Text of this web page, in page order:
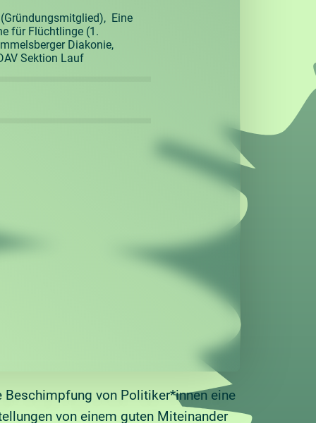
(Gründungsmitglied), Eine
für Flüchtlinge (1.
Diakonie,
Sektion Lauf
Beschimpfung von Politiker*innen eine
von einem guten Miteinander